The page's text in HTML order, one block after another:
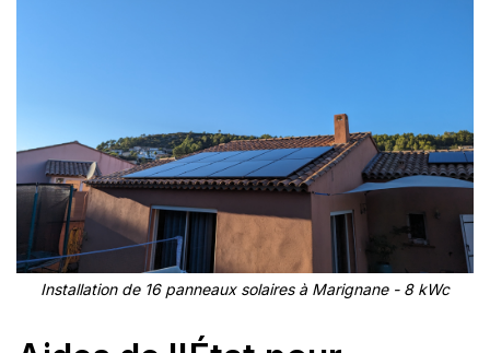
Installation de 16 panneaux solaires à Marignane - 8 kWc